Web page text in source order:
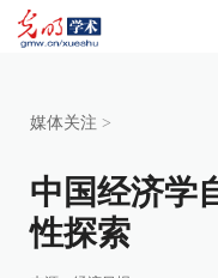
媒体关注 >
中国经济学
性探索